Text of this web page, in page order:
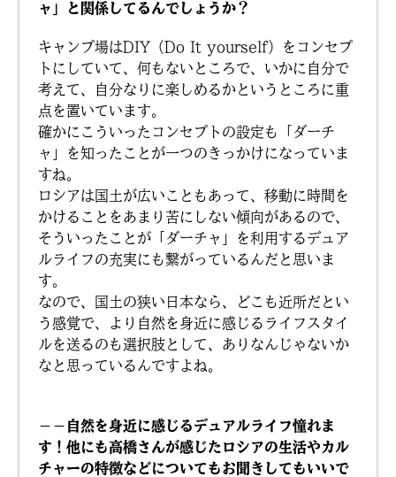
ャ」と関係してるんでしょうか？
キャンプ場はDIY（Do It yourself）をコンセプ
トにしていて、何もないところで、いかに自分で
考えて、自分なりに楽しめるかというところに重
点を置いています。
確かにこういったコンセプトの設定も「ダーチ
ャ」を知ったことが一つのきっかけになっていま
すね。
ロシアは国土が広いこともあって、移動に時間を
かけることをあまり苦にしない傾向があるので、
そういったことが「ダーチャ」を利用するデュア
ルライフの充実にも繋がっているんだと思いま
す。
なので、国土の狭い日本なら、どこも近所だとい
う感覚で、より自然を身近に感じるライフスタイ
ルを送るのも選択肢として、ありなんじゃないか
なと思っているんですよね。
－－自然を身近に感じるデュアルライフ憧れま
す！他にも高橋さんが感じたロシアの生活やカル
チャーの特徴などについてもお聞きしてもいいで